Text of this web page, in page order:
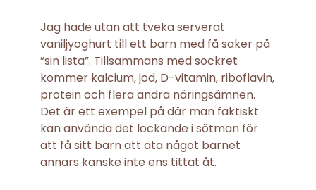
Jag hade utan att tveka serverat
vaniljyoghurt till ett barn med få saker på
”sin lista”. Tillsammans med sockret
kommer kalcium, jod, D-vitamin, riboflavin,
protein och flera andra näringsämnen.
Det är ett exempel på där man faktiskt
kan använda det lockande i sötman för
att få sitt barn att äta något barnet
annars kanske inte ens tittat åt.